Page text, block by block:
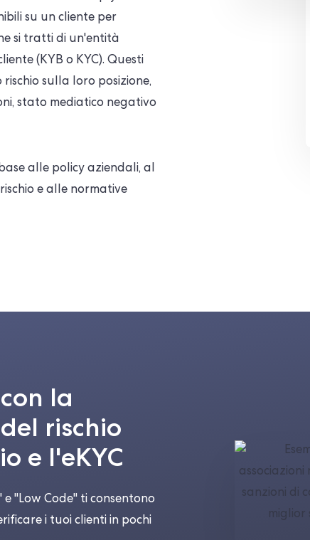
su un cliente per
si tratti di un'entità
(KYB o KYC). Questi
sulla loro posizione,
stato mediatico negativo
alle policy aziendali, al
e alle normative
la
rischio
e l'eKYC
"Low Code" ti consentono
i tuoi clienti in pochi